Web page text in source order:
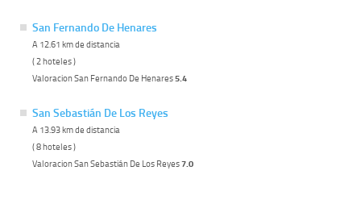
San Fernando De Henares
A 12.61 km de distancia
( 2 hoteles )
Valoracion San Fernando De Henares5.4
San Sebastián De Los Reyes
A 13.93 km de distancia
( 8 hoteles )
Valoracion San Sebastián De Los Reyes7.0